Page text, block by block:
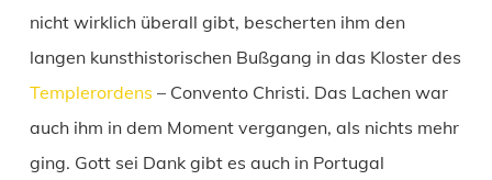
nicht wirklich überall gibt, bescherten ihm den
langen kunsthistorischen Bußgang in das Kloster des
Templerordens – Convento Christi. Das Lachen war
auch ihm in dem Moment vergangen, als nichts mehr
ging. Gott sei Dank gibt es auch in Portugal